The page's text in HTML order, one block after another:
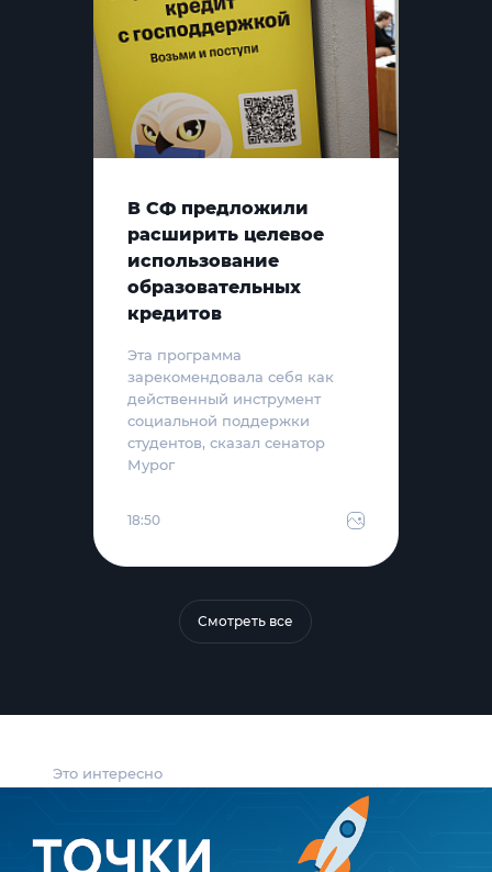
Это интересно
В СФ предложили
расширить целевое
использование
образовательных
кредитов
Эта программа
зарекомендовала себя как
действенный инструмент
социальной поддержки
студентов, сказал сенатор
Мурог
18:50
Смотреть все